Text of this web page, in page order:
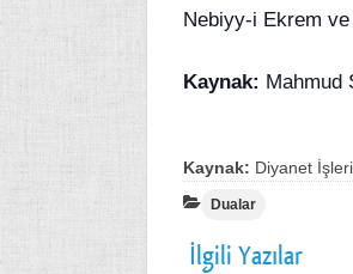
Nebiyy-i Ekrem
Kaynak: Mahmud
Kaynak: Diyanet
Dualar
İlgili Yazılar